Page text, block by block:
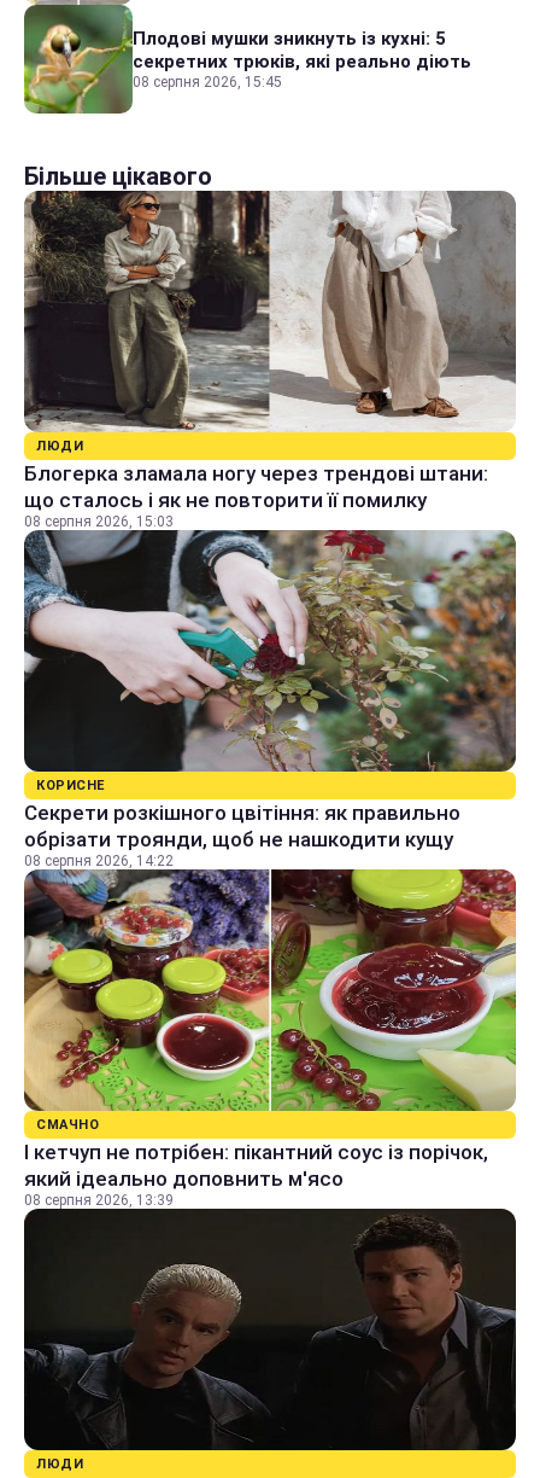
Плодові мушки зникнуть із кухні: 5
секретних трюків, які реально діють
08 серпня 2026, 15:45
Більше цікавого
ЛЮДИ
Блогерка зламала ногу через трендові штани:
що сталось і як не повторити її помилку
08 серпня 2026, 15:03
КОРИСНЕ
Секрети розкішного цвітіння: як правильно
обрізати троянди, щоб не нашкодити кущу
08 серпня 2026, 14:22
СМАЧНО
І кетчуп не потрібен: пікантний соус із порічок,
який ідеально доповнить м'ясо
08 серпня 2026, 13:39
ЛЮДИ